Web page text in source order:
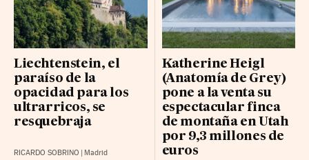
Liechtenstein, el
paraíso de la
opacidad para los
ultrarricos, se
resquebraja
RICARDO SOBRINO | Madrid
Katherine Heigl
(Anatomía de Grey)
pone a la venta su
espectacular finca
de montaña en Utah
por 9,3 millones de
euros